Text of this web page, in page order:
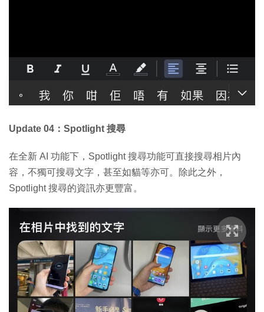
Update 04：Spotlight 搜尋
在全新 AI 功能下，Spotlight 搜尋功能可直接搜尋相片內
容，不獨可搜尋文字，甚至如貓等亦可。除此之外，
Spotlight 搜尋的資訊亦更豐富。